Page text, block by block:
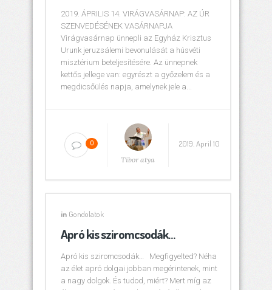
2019. ÁPRILIS 14. VIRÁGVASÁRNAP: AZ ÚR
SZENVEDÉSÉNEK VASÁRNAPJA
Virágvasárnap ünnepli az Egyház Krisztus
Urunk jeruzsálemi bevonulását a húsvéti
misztérium beteljesítésére. Az ünnepnek
kettős jellege van: egyrészt a győzelem és a
megdicsőülés napja, amelynek jele a...
0
Tibor atya
2019. April 10
in Gondolatok
Apró kis sziromcsodák…
Apró kis sziromcsodák… Megfigyelted? Néha
az élet apró dolgai jobban megérintenek, mint
a nagy dolgok. És tudod, miért? Mert míg az